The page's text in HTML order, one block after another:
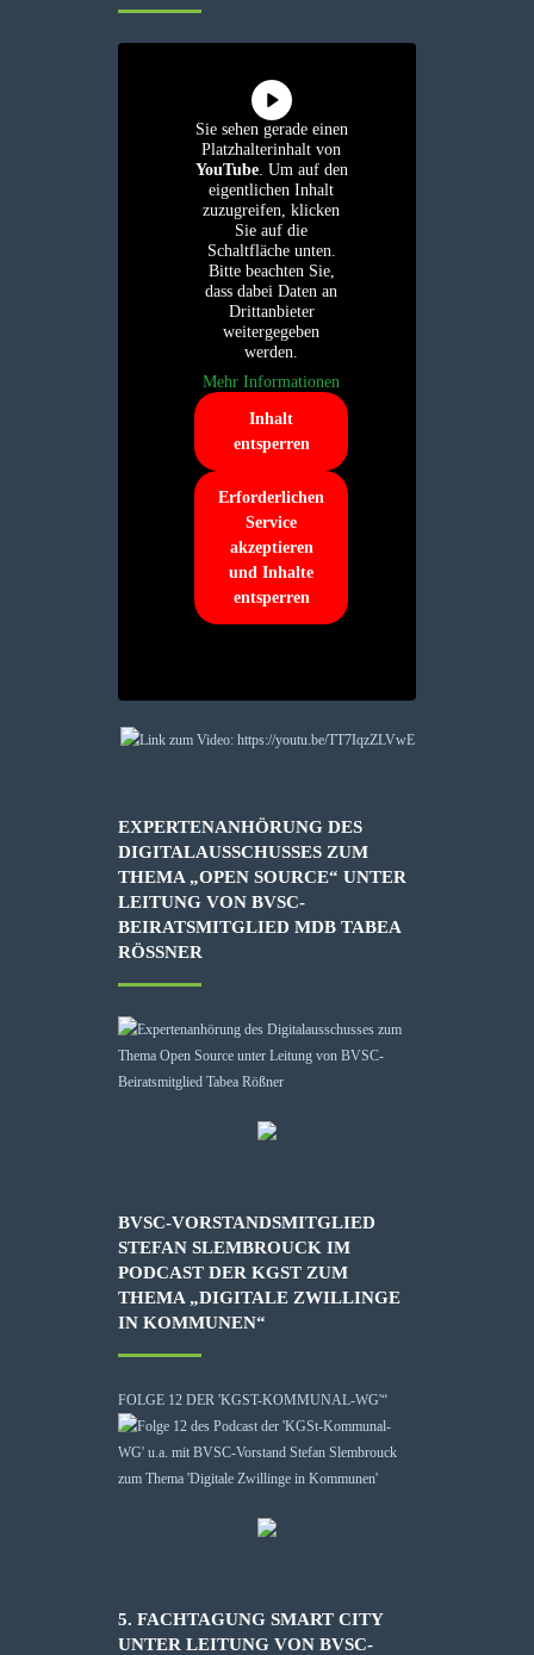
Sie sehen gerade einen
Platzhalterinhalt von
YouTube. Um auf den
eigentlichen Inhalt
zuzugreifen, klicken
Sie auf die
Schaltfläche unten.
Bitte beachten Sie,
dass dabei Daten an
Drittanbieter
weitergegeben
werden.
Mehr Informationen
Inhalt
entsperren
Erforderlichen
Service
akzeptieren
und Inhalte
entsperren
EXPERTENANHÖRUNG DES
DIGITALAUSSCHUSSES ZUM
THEMA „OPEN SOURCE“ UNTER
LEITUNG VON BVSC-
BEIRATSMITGLIED MDB TABEA
RÖSSNER
BVSC-VORSTANDSMITGLIED
STEFAN SLEMBROUCK IM
PODCAST DER KGST ZUM
THEMA „DIGITALE ZWILLINGE
IN KOMMUNEN“
FOLGE 12 DER 'KGST-KOMMUNAL-WG'“
5. FACHTAGUNG SMART CITY
UNTER LEITUNG VON BVSC-